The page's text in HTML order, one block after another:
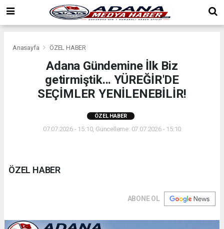
Anasayfa ÖZEL HABER
Adana Gündemine İlk Biz
getirmiştik... YÜREĞİR'DE
SEÇİMLER YENİLENEBİLİR!
ÖZEL HABER
07.07.2026 - 15:10, Güncelleme: 07.07.2026 - 15:10
ÖZEL HABER
ABONE OL